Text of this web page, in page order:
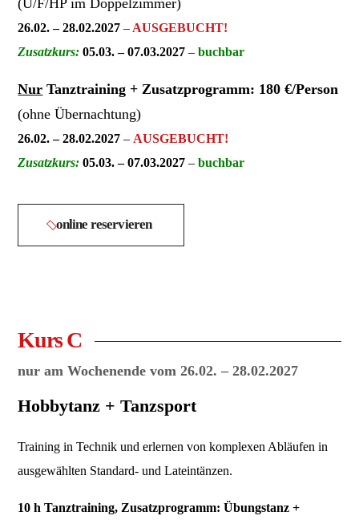
(Ü/F/HP im Doppelzimmer)
26.02. – 28.02.2027– AUSGEBUCHT!
Zusatzkurs: 05.03. – 07.03.2027– buchbar
Nur Tanztraining + Zusatzprogramm: 180 €/Person
(ohne Übernachtung)
26.02. – 28.02.2027 – AUSGEBUCHT!
Zusatzkurs: 05.03. – 07.03.2027– buchbar
online reservieren
Kurs C
nur am Wochenende vom 26.02. – 28.02.2027
Hobbytanz + Tanzsport
Training in Technik und erlernen von komplexen Abläufen in
ausgewählten Standard- und Lateintänzen.
10 h Tanztraining, Zusatzprogramm: Übungstanz +